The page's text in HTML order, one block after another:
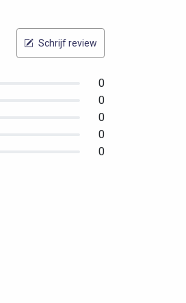
Schrijf review
0
0
0
0
0